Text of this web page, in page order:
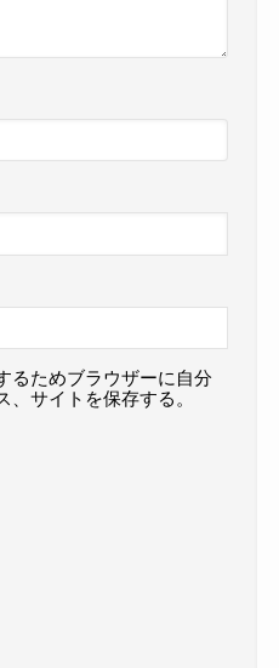
るためブラウザーに自分
、サイトを保存する。